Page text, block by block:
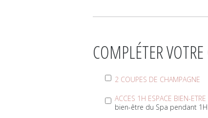
COMPLÉTER VOTRE
2 COUPES DE CHAMPAGNE
ACCES 1H ESPACE BIEN-
bien-être du Spa pendant